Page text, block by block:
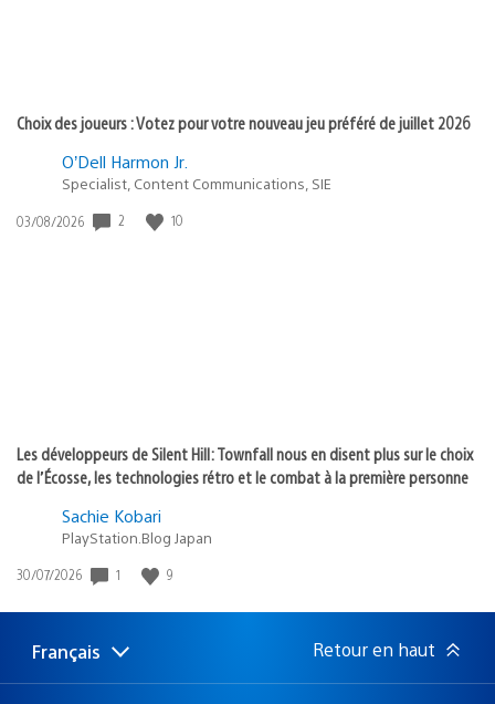
Choix des joueurs : Votez pour votre nouveau jeu préféré de juillet 2026
O’Dell Harmon Jr.
Specialist, Content Communications, SIE
Date
03/08/2026 2 10
Les développeurs de Silent Hill: Townfall nous en disent plus sur le choix
de l’Écosse, les technologies rétro et le combat à la première personne
Sachie Kobari
PlayStation.Blog Japan
Date
publication
30/07/2026 1 9
Choisir
une
Région
actuelle
Français Retour en haut